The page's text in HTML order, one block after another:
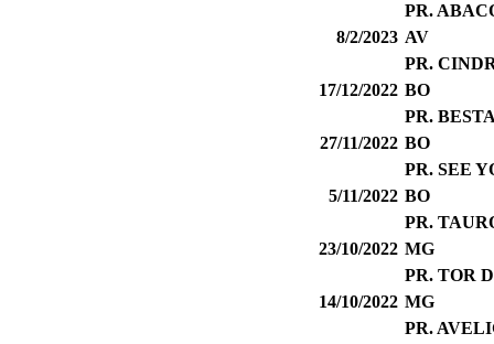
PR.
8/2/2023 AV
PR.
17/12/2022 BO
PR.
27/11/2022 BO
PR. SEE
5/11/2022 BO
PR.
23/10/2022 MG
PR. TOR
14/10/2022 MG
PR.